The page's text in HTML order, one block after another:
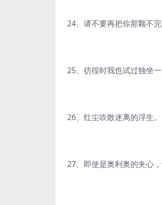
24、请不要再把你那颗不完
25、彷徨时我也试过独坐一
26、红尘吹散迷离的浮生。
27、即使是奥利奥的夹心，